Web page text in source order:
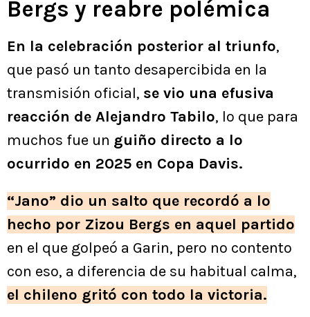
Bergs y reabre polémica
En la celebración posterior al triunfo,
que pasó un tanto desapercibida en la
transmisión oficial, se vio una efusiva
reacción de Alejandro Tabilo, lo que para
muchos fue un guiño directo a lo
ocurrido en 2025 en Copa Davis.
“Jano” dio un salto que recordó a lo
hecho por Zizou Bergs en aquel partido
en el que golpeó a Garin, pero no contento
con eso, a diferencia de su habitual calma,
el chileno gritó con todo la victoria.